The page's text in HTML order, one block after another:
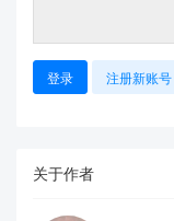
登录 注册新账号
关于作者